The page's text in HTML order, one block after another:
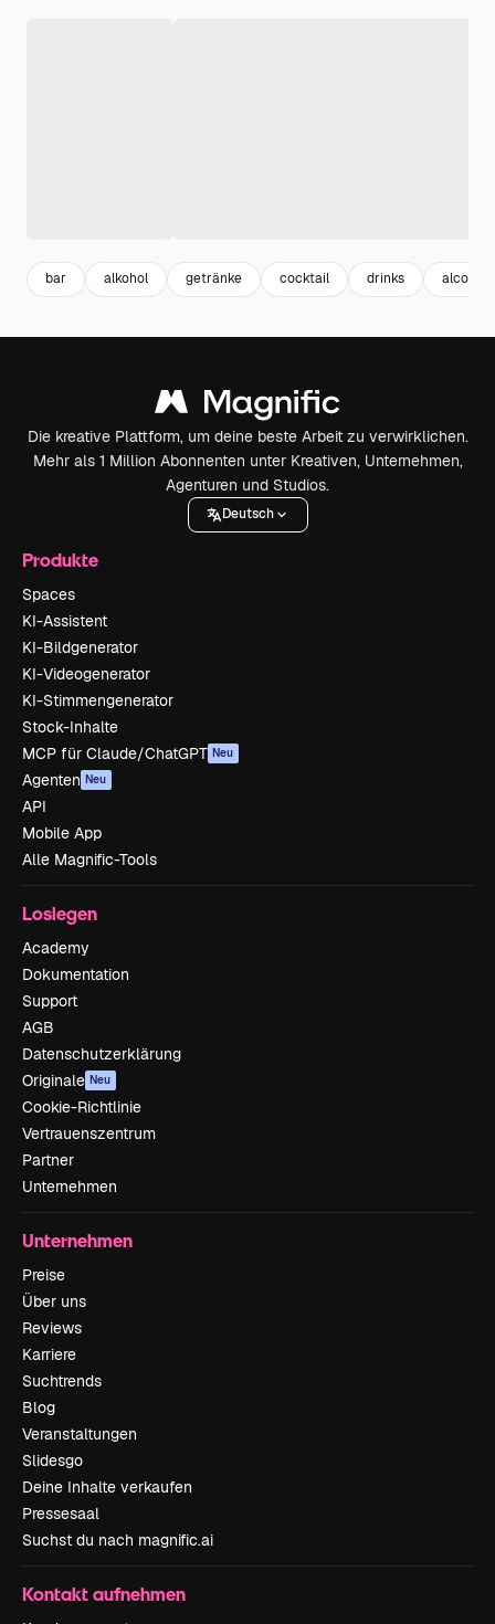
bar alkohol getränke cocktail drinks alcohol
Die kreative Plattform, um deine beste Arbeit zu verwirklichen.
Mehr als 1 Million Abonnenten unter Kreativen, Unternehmen,
Agenturen und Studios.
Deutsch
Produkte
Spaces
KI-Assistent
KI-Bildgenerator
KI-Videogenerator
KI-Stimmengenerator
Stock-Inhalte
MCP für Claude/ChatGPT Neu
Agenten Neu
API
Mobile App
Alle Magnific-Tools
Loslegen
Academy
Dokumentation
Support
AGB
Datenschutzerklärung
Originale Neu
Cookie-Richtlinie
Vertrauenszentrum
Partner
Unternehmen
Unternehmen
Preise
Über uns
Reviews
Karriere
Suchtrends
Blog
Veranstaltungen
Slidesgo
Deine Inhalte verkaufen
Pressesaal
Suchst du nach magnific.ai
Kontakt aufnehmen